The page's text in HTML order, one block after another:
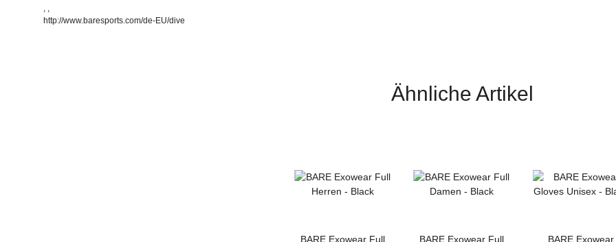
, ,
http://www.baresports.com/de-EU/dive
Ähnliche Artikel
BARE Exowear Full
BARE Exowear Full
BARE Exowear